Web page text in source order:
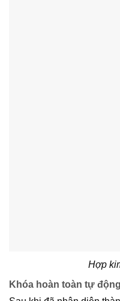
Hợp
Khóa hoàn toàn tự động